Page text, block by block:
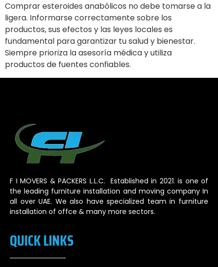
Comprar esteroides anabólicos no debe tomarse a la
ligera. Informarse correctamente sobre los
productos, sus efectos y las leyes locales es
fundamental para garantizar tu salud y bienestar.
Siempre prioriza la asesoría médica y utiliza
productos de fuentes confiables.
F I MOVERS & PACKERS L.L.C. Established in 2021. is one of
the leading furniture installation and moving company In
all over UAE. We also have specialized team in furniture
installation of offce & many more sectors.
QUICK LINKS